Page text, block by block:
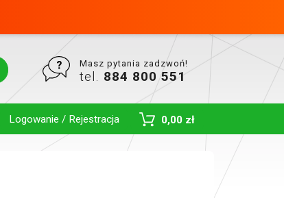
Masz pytania zadzwoń!
tel. 884 800 551
Logowanie / Rejestracja 0,00 zł
Toggle Dropdown